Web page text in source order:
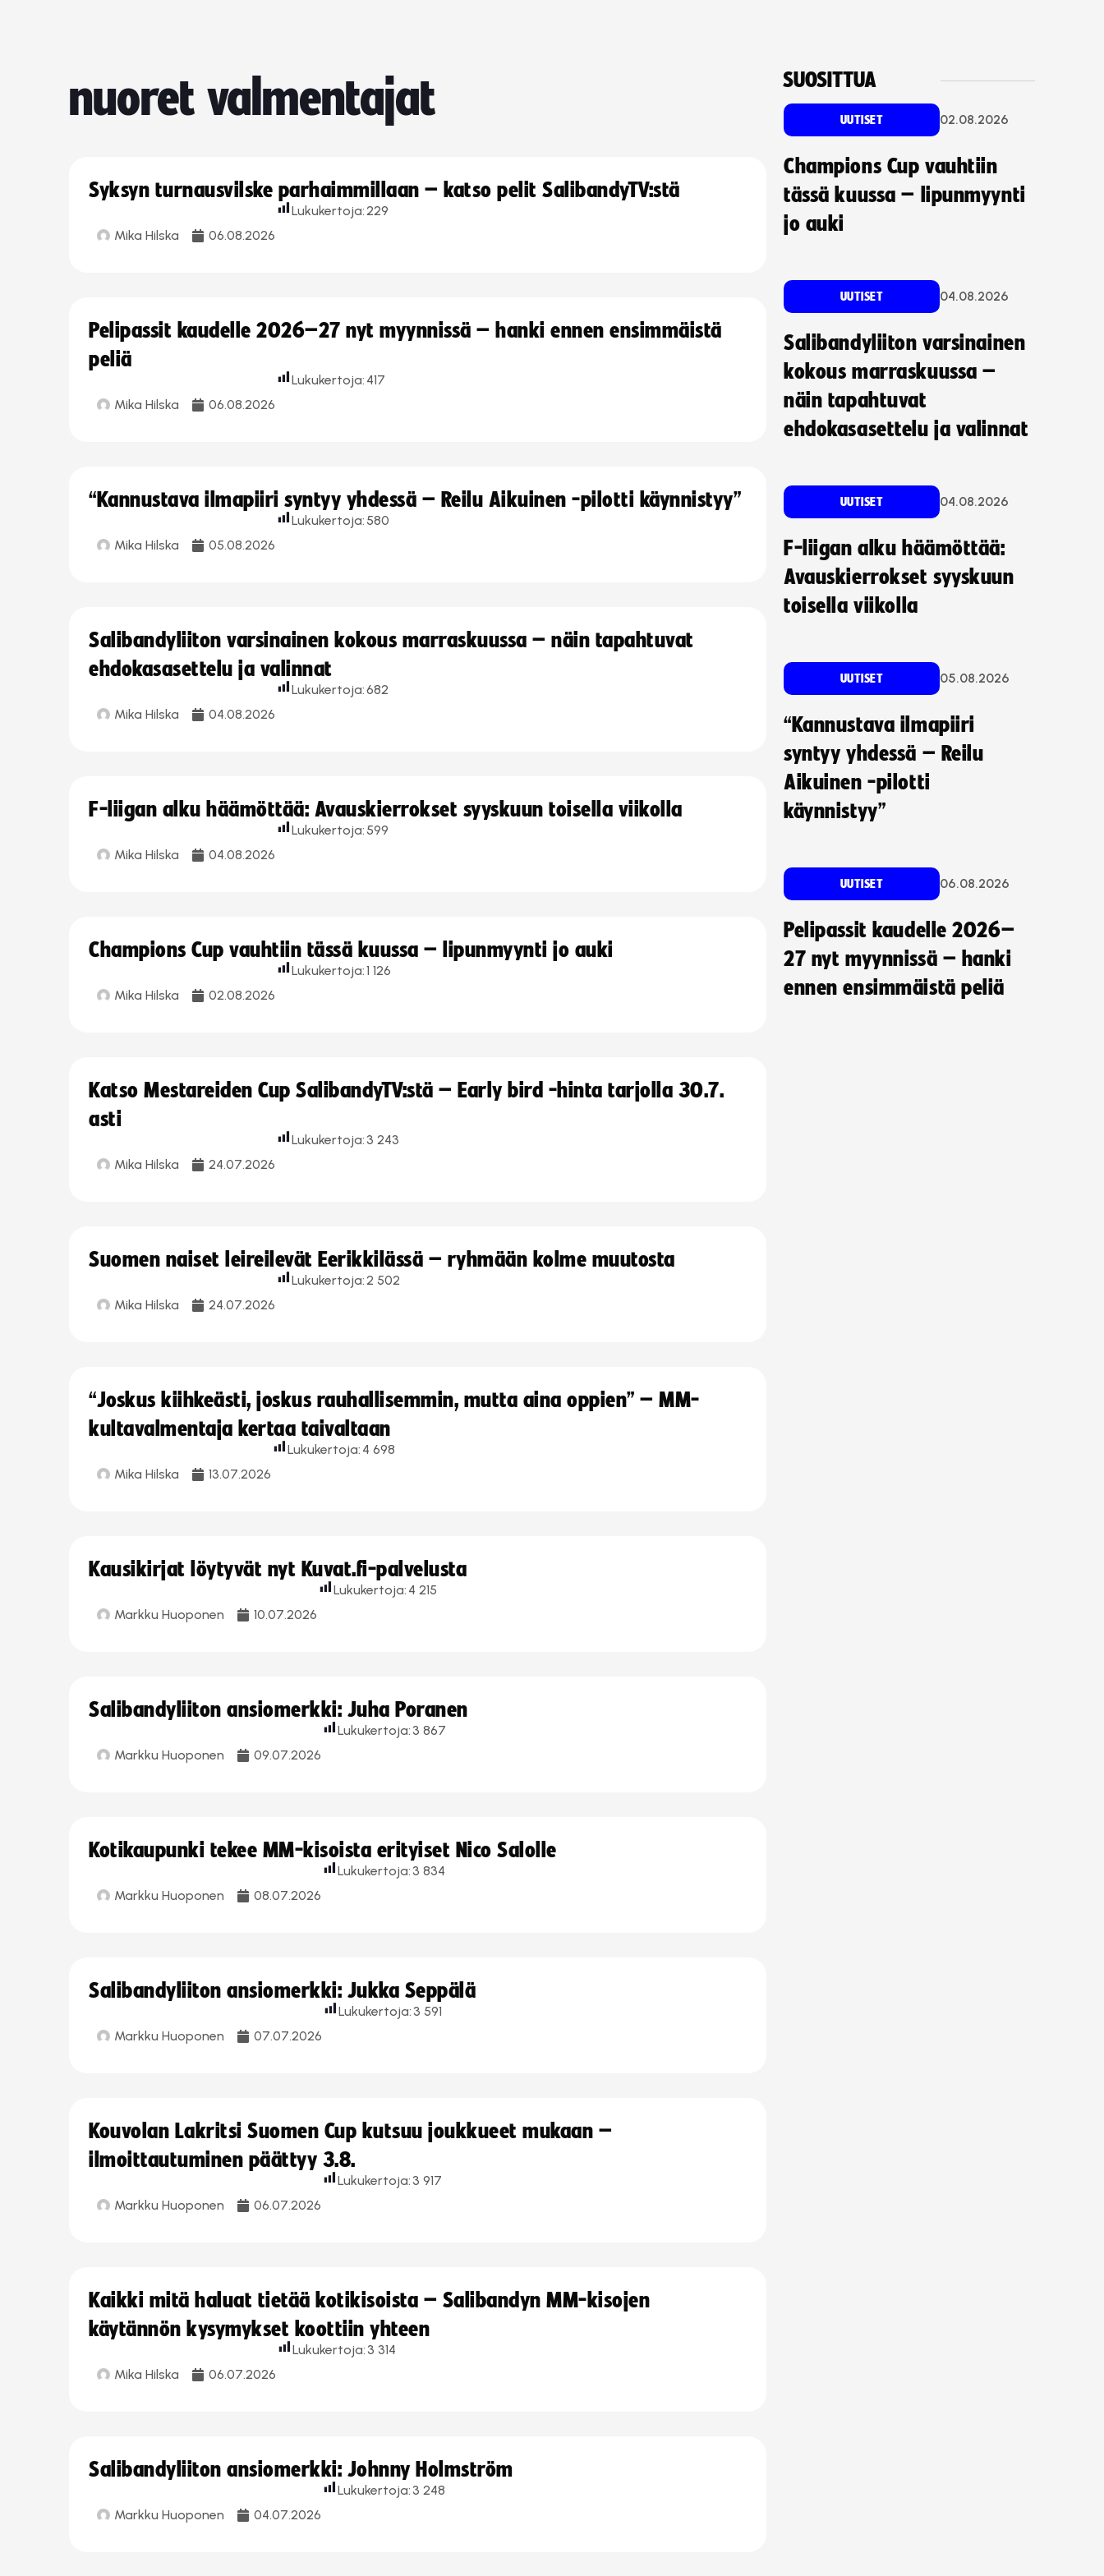
nuoret valmentajat
Syksyn turnausvilske parhaimmillaan – katso pelit SalibandyTV:stä
Mika Hilska 06.08.2026
Lukukertoja:229
Pelipassit kaudelle 2026–27 nyt myynnissä – hanki ennen ensimmäistä
peliä
Mika Hilska 06.08.2026
Lukukertoja: 417
“Kannustava ilmapiiri syntyy yhdessä – Reilu Aikuinen -pilotti käynnistyy”
Mika Hilska 05.08.2026
Lukukertoja: 580
Salibandyliiton varsinainen kokous marraskuussa – näin tapahtuvat
ehdokasasettelu ja valinnat
Mika Hilska 04.08.2026
Lukukertoja:682
F-liigan alku häämöttää: Avauskierrokset syyskuun toisella viikolla
Mika Hilska 04.08.2026
Lukukertoja: 599
Champions Cup vauhtiin tässä kuussa – lipunmyynti jo auki
Mika Hilska 02.08.2026
Lukukertoja:1 126
Katso Mestareiden Cup SalibandyTV:stä – Early bird -hinta tarjolla 30.7.
asti
Mika Hilska 24.07.2026
Lukukertoja: 3 243
Suomen naiset leireilevät Eerikkilässä – ryhmään kolme muutosta
Mika Hilska 24.07.2026
Lukukertoja:2 502
“Joskus kiihkeästi, joskus rauhallisemmin, mutta aina oppien” – MM-
kultavalmentaja kertaa taivaltaan
Mika Hilska 13.07.2026
Lukukertoja: 4 698
Kausikirjat löytyvät nyt Kuvat.fi-palvelusta
Markku Huoponen 10.07.2026
Lukukertoja: 4 215
Salibandyliiton ansiomerkki: Juha Poranen
Markku Huoponen 09.07.2026
Lukukertoja: 3 867
Kotikaupunki tekee MM-kisoista erityiset Nico Salolle
Markku Huoponen 08.07.2026
Lukukertoja: 3 834
Salibandyliiton ansiomerkki: Jukka Seppälä
Markku Huoponen 07.07.2026
Lukukertoja: 3 591
Kouvolan Lakritsi Suomen Cup kutsuu joukkueet mukaan –
ilmoittautuminen päättyy 3.8.
Markku Huoponen 06.07.2026
Lukukertoja: 3 917
Kaikki mitä haluat tietää kotikisoista – Salibandyn MM-kisojen
käytännön kysymykset koottiin yhteen
Mika Hilska 06.07.2026
Lukukertoja: 3 314
Salibandyliiton ansiomerkki: Johnny Holmström
Markku Huoponen 04.07.2026
Lukukertoja: 3 248
SUOSITTUA
UUTISET 02.08.2026
Champions Cup vauhtiin
tässä kuussa – lipunmyynti
jo auki
UUTISET 04.08.2026
Salibandyliiton varsinainen
kokous marraskuussa –
näin tapahtuvat
ehdokasasettelu ja valinnat
UUTISET 04.08.2026
F-liigan alku häämöttää:
Avauskierrokset syyskuun
toisella viikolla
UUTISET 05.08.2026
“Kannustava ilmapiiri
syntyy yhdessä – Reilu
Aikuinen -pilotti
käynnistyy”
UUTISET 06.08.2026
Pelipassit kaudelle 2026–
27 nyt myynnissä – hanki
ennen ensimmäistä peliä